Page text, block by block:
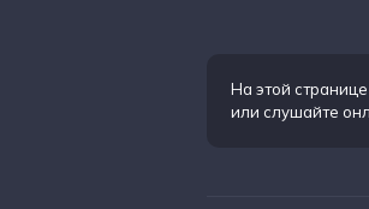
На этой
или слушайте